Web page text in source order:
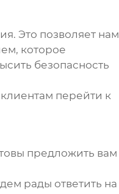
Это позволяет нам
которое
безопасность
перейти к
предложить вам
рады ответить на